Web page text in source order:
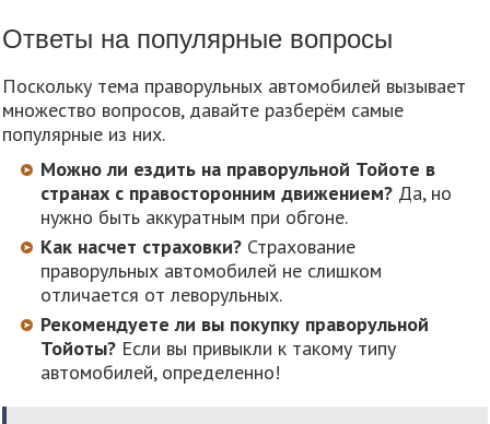
Ответы на популярные вопросы
Поскольку тема праворульных автомобилей вызывает
множество вопросов, давайте разберём самые
популярные из них.
Можно ли ездить на праворульной Тойоте в
странах с правосторонним движением? Да, но
нужно быть аккуратным при обгоне.
Как насчет страховки? Страхование
праворульных автомобилей не слишком
отличается от леворульных.
Рекомендуете ли вы покупку праворульной
Тойоты? Если вы привыкли к такому типу
автомобилей, определенно!